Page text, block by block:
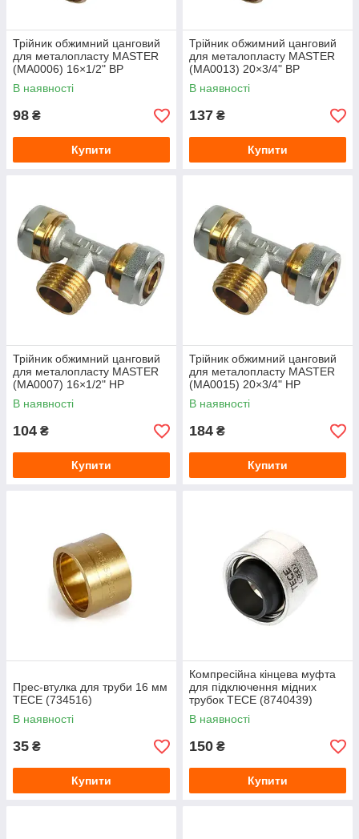
Трійник обжимний цанговий
для металопласту MASTER
(MA0006) 16×1/2" ВР
В наявності
98 ₴
Купити
Трійник обжимний цанговий
для металопласту MASTER
(MA0013) 20×3/4" ВР
В наявності
137 ₴
Купити
Трійник обжимний цанговий
для металопласту MASTER
(MA0007) 16×1/2" НР
В наявності
104 ₴
Купити
Трійник обжимний цанговий
для металопласту MASTER
(MA0015) 20×3/4" НР
В наявності
184 ₴
Купити
Прес-втулка для труби 16 мм
TECE (734516)
В наявності
35 ₴
Купити
Компресійна кінцева муфта
для підключення мідних
трубок TECE (8740439)
15×3/4"
В наявності
150 ₴
Купити